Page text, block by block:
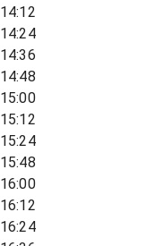
14:12
14:24
14:36
14:48
15:00
15:12
15:24
15:48
16:00
16:12
16:24